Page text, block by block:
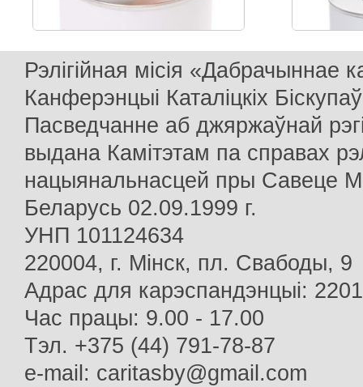
Рэлігійная місія «Дабрачыннае
Канферэнцыі Каталіцкіх
Пасведчанне аб джяржаўнай
выдана Камітэтам па справах
нацыянальнасцей пры Савеце
Беларусь 02.09.1999 г.
УНП 101124634
220004, г. Мінск, пл. Свабоды, 9
Адрас для карэспандэнцыі:
Час працы: 9.00 - 17.00
Тэл. +375 (44) 791-78-87
e-mail: caritasby@gmail.com